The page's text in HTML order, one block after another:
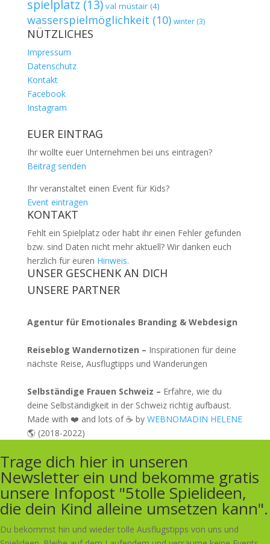
spielplatz (13) val müstair(4)
wasserspielmöglichkeit (10) winter(3)
NÜTZLICHES
Impressum
Datenschutz
Kontakt
Facebook
Instagram
EUER EINTRAG
Ihr wollte euer Unternehmen bei uns eintragen?
Beitrag senden
Ihr veranstaltet einen Event für Kids?
Event eintragen
KONTAKT
Fehlt ein Spielplatz oder habt ihr einen Fehler gefunden
bzw. sind Daten nicht mehr aktuell? Wir danken euch
herzlich für euren Hinweis.
UNSER GESCHENK AN DICH
UNSERE PARTNER
Agentur für Emotionales Branding & Webdesign
Reiseblog Wandernotizen – Inspirationen für deine
nächste Reise, Ausflugtipps und Wanderungen
Selbständige Frauen Schweiz – Erfahre, wie du
deine Selbständigkeit in der Schweiz richtig aufbaust.
Made with ❤️ and lots of ☕ by WEBNOMADIN HELENE
🌎 (2018-2022)
Trage dich hier in unseren
Newsletter ein und bekomme gratis
unsere Infopost "5tolle Spielideen,
die dein Kind alleine umsetzen kann".
Du bekommst hin und wieder tolle Ausflugstipps von uns und